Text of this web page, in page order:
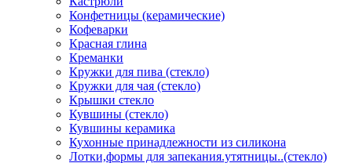
Конфетницы (керамические)
Кофеварки
Красная глина
Креманки
Кружки для пива (стекло)
Кружки для чая (стекло)
Крышки стекло
Кувшины (стекло)
Кувшины керамика
Кухонные принадлежности из силикона
Лотки,формы для запекания.утятницы..(стекло)